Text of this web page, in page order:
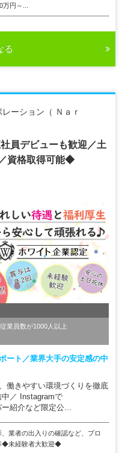
円～...
る
ーション（ Ｎａｒ
員デビューも歓迎／土
資格取得可能◆
従業員数が1000人以上
ート／業界大手の安定感の中
働きやすい環境づくりを徹底
／ Instagramで
紹介など限定公...
業者の出入りの確認など、プロ
◆未経験者大歓迎◆